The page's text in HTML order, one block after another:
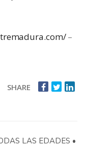
–
SHARE
LAS EDADES •